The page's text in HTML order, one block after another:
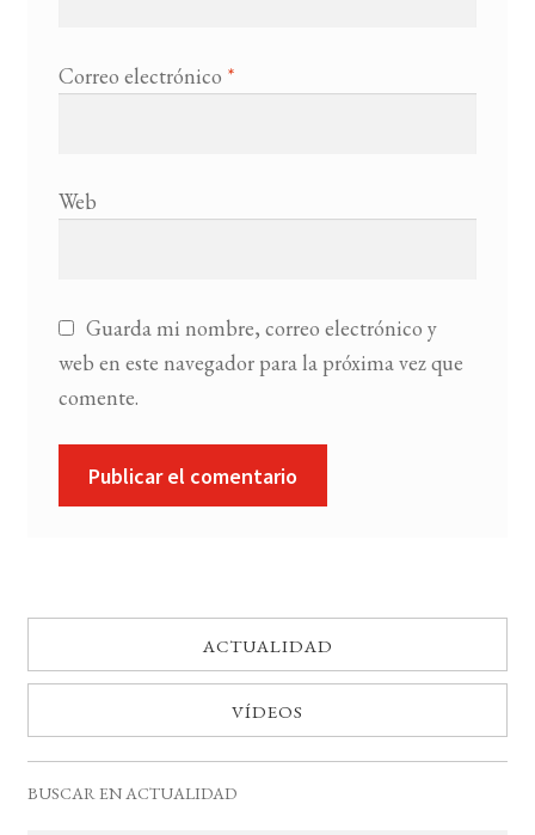
Correo electrónico *
Web
Guarda mi nombre, correo electrónico y
web en este navegador para la próxima vez que
comente.
ACTUALIDAD
VÍDEOS
BUSCAR EN ACTUALIDAD